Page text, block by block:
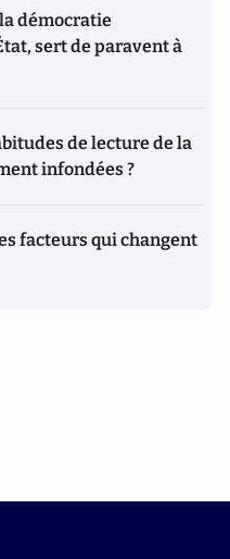
démocratie
sert de paravent à
de lecture de la
infondées ?
facteurs qui changent